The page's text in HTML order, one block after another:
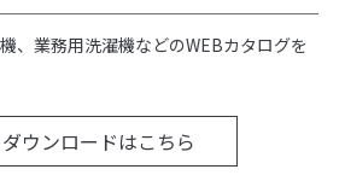
、業務用洗濯機などのWEBカタログを
ダウンロードはこちら